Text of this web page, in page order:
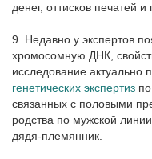
денег, оттисков печатей и
9. Недавно у экспертов
хромосомную ДНК,
исследование актуально
генетических экспертиз
связанных с половыми
родства по мужской
дядя-племянник.